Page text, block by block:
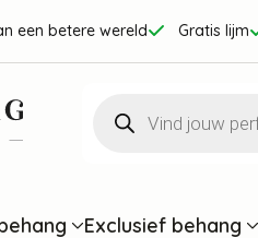
een betere wereld Gratis lijm
zoeken
Exclusief behang